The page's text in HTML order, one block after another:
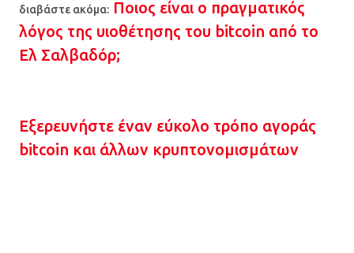
διαβάστε ακόμα: Ποιος είναι ο πραγματικός
λόγος της υιοθέτησης του bitcoin από το
Ελ Σαλβαδόρ;
Εξερευνήστε έναν εύκολο τρόπο αγοράς
bitcoin και άλλων κρυπτονομισμάτων